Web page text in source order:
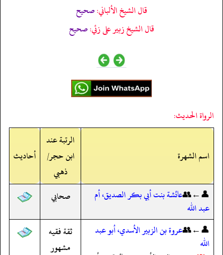
قال الشيخ الألباني:صحيح
قال الشيخ زبير على زئي:صحيح
الرواة الحديث:
اسم الشهرة
الرتبة عند
ابن حجر/
ذهبي
أحاديث
👤←👥عائشة بنت أبي بكر الصديق، أم
عبد الله
صحابي
👤←👥عروة بن الزبير الأسدي، أبو عبد
الله
ثقة فقيه
مشهور